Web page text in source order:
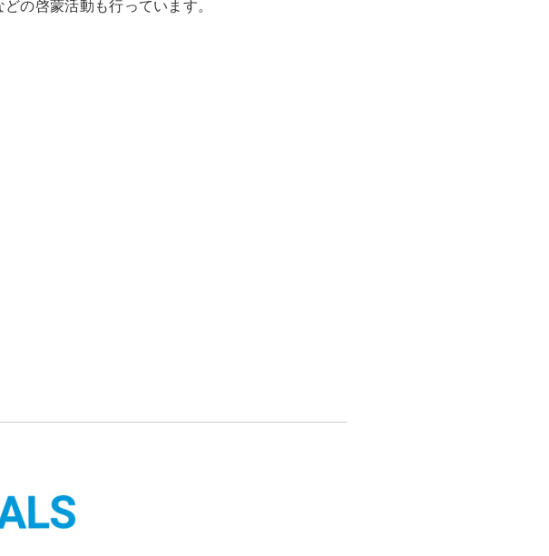
の啓蒙活動も行っています。